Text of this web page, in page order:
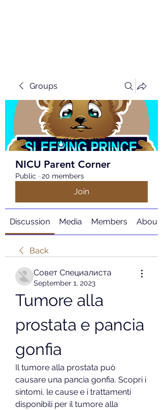
Groups
NICU Parent Corner
Public · 20 members
Join
Discussion Media Members About
Back
Совет Специалиста
September 1, 2023
Tumore alla
prostata e pancia
gonfia
Il tumore alla prostata può
causare una pancia gonfia. Scopri i
sintomi, le cause e i trattamenti
disponibili per il tumore alla